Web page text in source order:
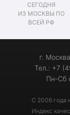
СЕГОДНЯ
ИЗ МОСКВЫ ПО
ВСЕЙ РФ
г.
Тел.: +7
Пн-Сб
С 2006 года
Индекс